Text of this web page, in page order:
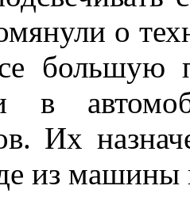
о
большую
в
Их
из